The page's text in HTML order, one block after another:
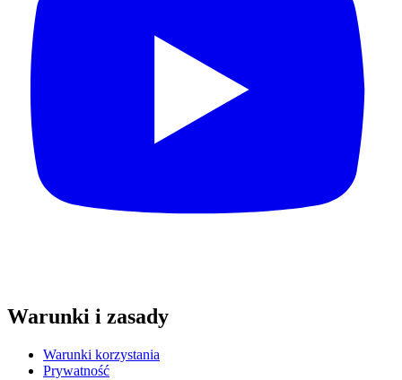
Warunki i zasady
Warunki korzystania
Prywatność